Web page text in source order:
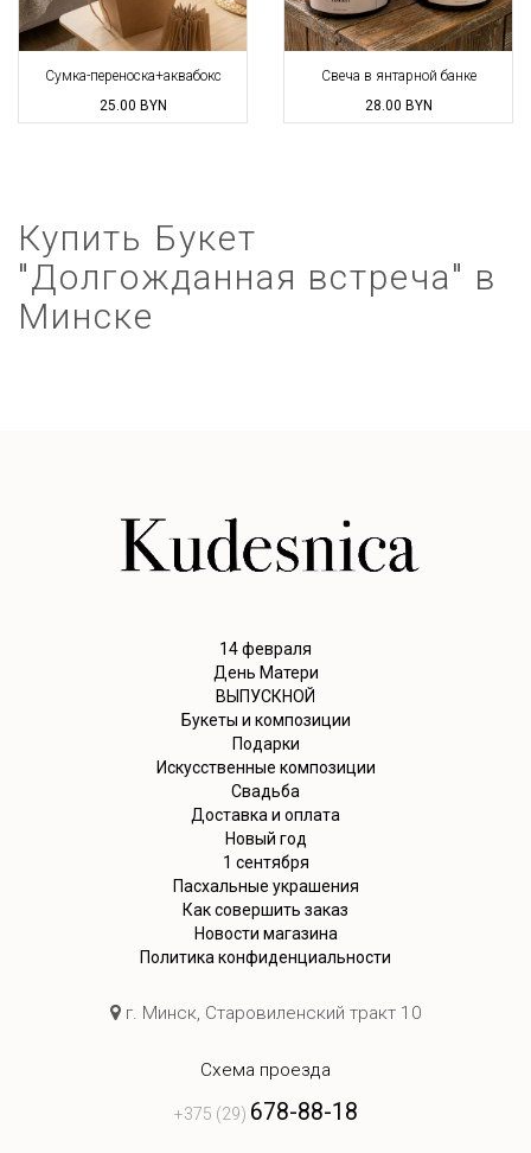
Сумка-переноска+аквабокс
25.00 BYN
Свеча в янтарной банке
28.00 BYN
Купить Букет
"Долгожданная встреча" в
Минске
14 февраля
День Матери
ВЫПУСКНОЙ
Букеты и композиции
Подарки
Искусственные композиции
Свадьба
Доставка и оплата
Новый год
1 сентября
Пасхальные украшения
Как совершить заказ
Новости магазина
Политика конфиденциальности
г. Минск, Старовиленский тракт 10
Схема проезда
+375 (29) 678-88-18